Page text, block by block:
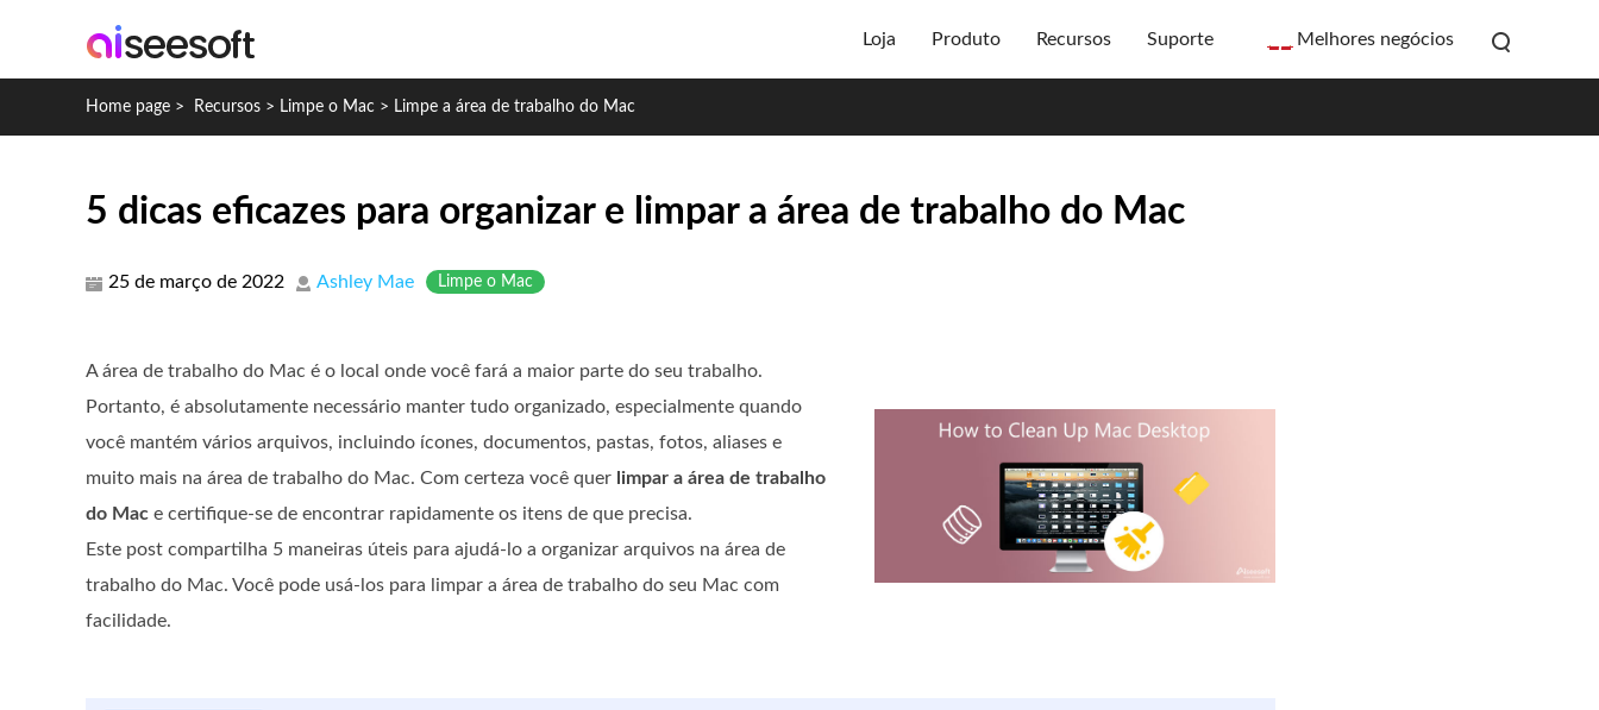
Loja Produto Recursos Suporte Melhores negócios
Home page > Recursos > Limpe o Mac > Limpe a área de trabalho do Mac
5 dicas eficazes para organizar e limpar a área de trabalho do Mac
25 de março de 2022 Ashley Mae Limpe o Mac
A área de trabalho do Mac é o local onde você fará a maior parte do seu trabalho.
Portanto, é absolutamente necessário manter tudo organizado, especialmente quando
você mantém vários arquivos, incluindo ícones, documentos, pastas, fotos, aliases e
muito mais na área de trabalho do Mac. Com certeza você quer limpar a área de trabalho
do Mac e certifique-se de encontrar rapidamente os itens de que precisa.
Este post compartilha 5 maneiras úteis para ajudá-lo a organizar arquivos na área de
trabalho do Mac. Você pode usá-los para limpar a área de trabalho do seu Mac com
facilidade.